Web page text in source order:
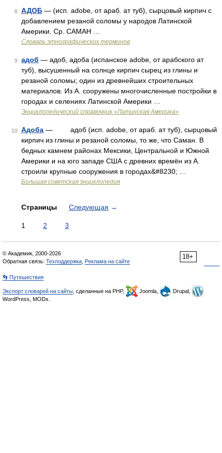
8 АДОБ — (исп. adobe, от араб. ат туб), сырцовый кирпич с
добавлением резаной соломы у народов Латинской
Америки. Ср. САМАН …
Словарь этнографических терминов
9 адоб — адоб, адоба (испанское adobe, от арабского ат
туб), высушенный на солнце кирпич сырец из глины и
резаной соломы; один из древнейших строительных
материалов. Из А. сооружены многочисленные постройки в
городах и селениях Латинской Америки …
Энциклопедический справочник «Латинская Америка»
10 Адоба — адоб (исп. adobe, от араб. ат туб), сырцовый
кирпич из глины и резаной соломы, то же, что Саман. В
бедных камнем районах Мексики, Центральной и Южной
Америки и на юго западе США с древних времён из А.
строили крупные сооружения в городах&#8230; …
Большая советская энциклопедия
Страницы Следующая →
1 2 3
18+
© Академик, 2000-2026
Обратная связь: Техподдержка Реклама на сайте
👣 Путешествия
Экспорт словарей на сайты , сделанные на PHP, Joomla,
Drupal,
WordPress, MODx.